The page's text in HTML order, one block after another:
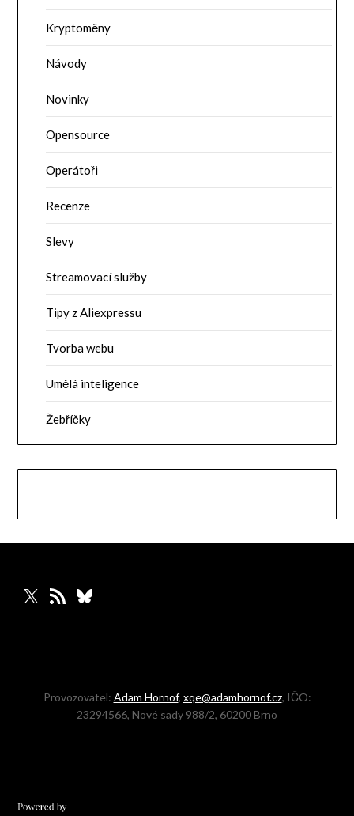
Kryptoměny
Návody
Novinky
Opensource
Operátoři
Recenze
Slevy
Streamovací služby
Tipy z Aliexpressu
Tvorba webu
Umělá inteligence
Žebříčky
X RSS zdrojBluesky
Provozovatel: Adam Hornof, xqe@adamhornof.cz, IČO:
23294566, Nové sady 988/2, 60200 Brno